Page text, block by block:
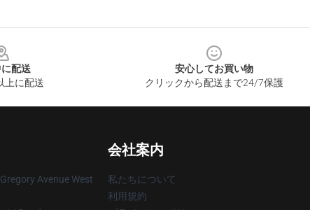
配送
上に配送
安心してお買い物
クリックから配送まで24/7保護
Avenue West
会社案内
私たちについて
利用規約